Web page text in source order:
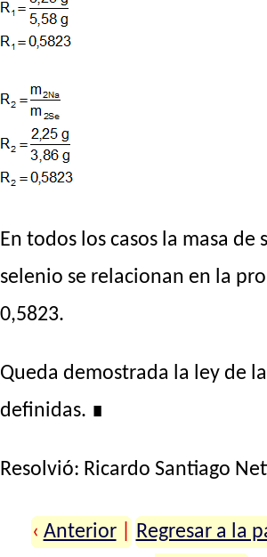
En todos los casos la masa de
selenio se relacionan en la
0,5823.
Queda demostrada la ley de
definidas. ∎
Resolvió: Ricardo Santiago
‹ Anterior Regresar a la